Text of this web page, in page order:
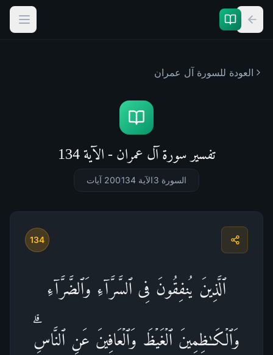
العودة للسورة آل عمران
تفسير سورة آل عمران - الآية 134
السورة 3 الآية 134 200 آيات
134
ٱلَّذِینَ یُنفِقُونَ فِی ٱلسَّرَّاۤءِ وَٱلضَّرَّاۤءِ
وَٱلۡكَـٰظِمِینَ ٱلۡغَیۡظَ وَٱلۡعَافِینَ عَنِ ٱلنَّاسِۗ